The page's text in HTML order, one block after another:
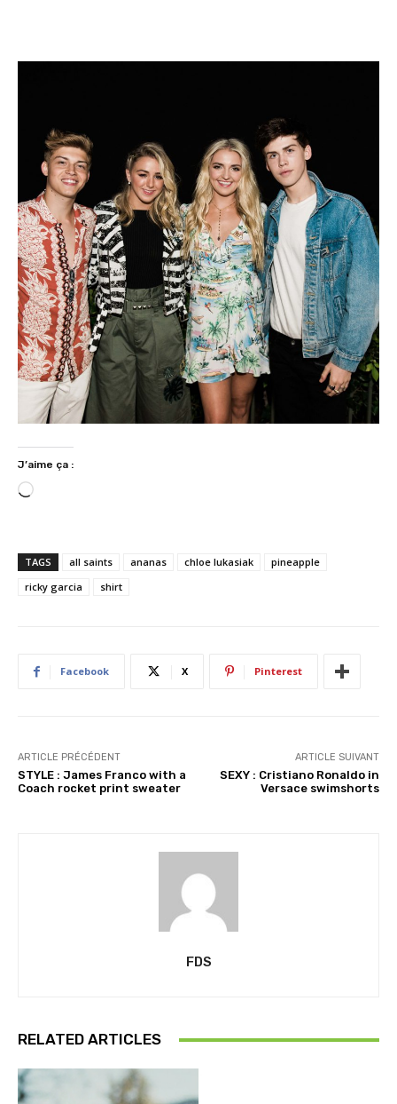
J’aime ça :
C
r
g
e
t
TAGS all saints ananas chloe lukasiak
pineapple
ricky garcia
shirt
Facebook X Pinterest
ARTICLE PRÉCÉDENT
STYLE : James Franco with a
Coach rocket print sweater
ARTICLE SUIVANT
SEXY : Cristiano Ronaldo in
Versace swimshorts
FDS
RELATED ARTICLES